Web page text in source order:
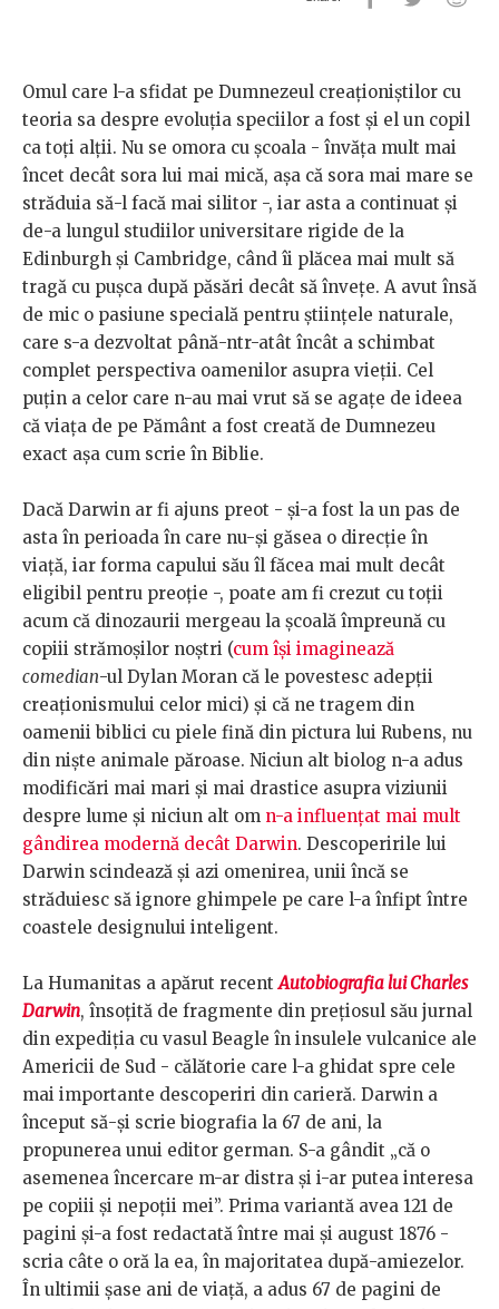
Omul care l-a sfidat pe Dumnezeul creaționiștilor cu
teoria sa despre evoluția speciilor a fost și el un copil
ca toți alții. Nu se omora cu școala - învăța mult mai
încet decât sora lui mai mică, așa că sora mai mare se
străduia să-l facă mai silitor -, iar asta a continuat și
de-a lungul studiilor universitare rigide de la
Edinburgh și Cambridge, când îi plăcea mai mult să
tragă cu pușca după păsări decât să învețe. A avut însă
de mic o pasiune specială pentru științele naturale,
care s-a dezvoltat până-ntr-atât încât a schimbat
complet perspectiva oamenilor asupra vieții. Cel
puțin a celor care n-au mai vrut să se agațe de ideea
că viața de pe Pământ a fost creată de Dumnezeu
exact așa cum scrie în Biblie.
Dacă Darwin ar fi ajuns preot - și-a fost la un pas de
asta în perioada în care nu-și găsea o direcție în
viață, iar forma capului său îl făcea mai mult decât
eligibil pentru preoție -, poate am fi crezut cu toții
acum că dinozaurii mergeau la școală împreună cu
copiii strămoșilor noștri (cum își imaginează
comedian-ul Dylan Moran că le povestesc adepții
creaționismului celor mici) și că ne tragem din
oamenii biblici cu piele fină din pictura lui Rubens, nu
din niște animale păroase. Niciun alt biolog n-a adus
modificări mai mari și mai drastice asupra viziunii
despre lume și niciun alt om n-a influențat mai mult
gândirea modernă decât Darwin. Descoperirile lui
Darwin scindează și azi omenirea, unii încă se
străduiesc să ignore ghimpele pe care l-a înfipt între
coastele designului inteligent.
La Humanitas a apărut recentAutobiografia lui Charles
Darwin, însoțită de fragmente din prețiosul său jurnal
din expediția cu vasul Beagle în insulele vulcanice ale
Americii de Sud - călătorie care l-a ghidat spre cele
mai importante descoperiri din carieră. Darwin a
început să-și scrie biografia la 67 de ani, la
propunerea unui editor german. S-a gândit „că o
asemenea încercare m-ar distra şi i-ar putea interesa
pe copiii şi nepoţii mei”. Prima variantă avea 121 de
pagini și-a fost redactată între mai și august 1876 -
scria câte o oră la ea, în majoritatea după-amiezelor.
În ultimii șase ani de viață, a adus 67 de pagini de